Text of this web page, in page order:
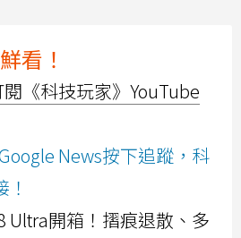
看！
閱《科技玩家》YouTube
News按下追蹤，科
Ultra開箱！摺痕退散、多